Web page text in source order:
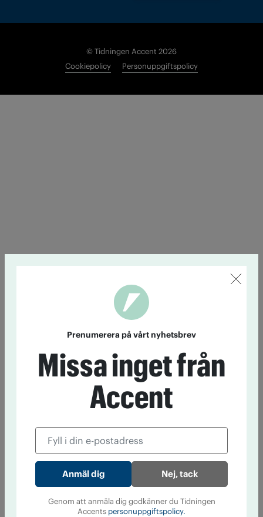
© Tidningen Accent 2026
Cookiepolicy
Personuppgiftspolicy
Prenumerera på vårt nyhetsbrev
Missa inget från
Accent
Nej, tack
Genom att anmäla dig godkänner du Tidningen
Accents personuppgiftspolicy.